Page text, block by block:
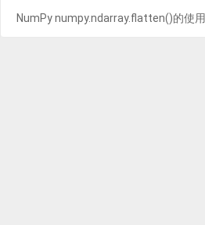
NumPy numpy.ndarray.flatten()的使用